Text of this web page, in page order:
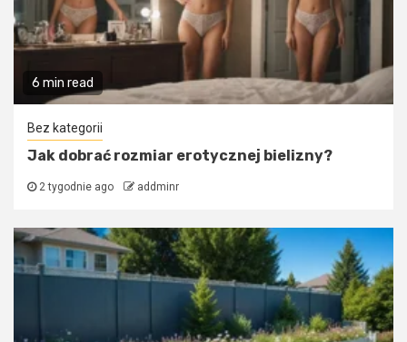
6 min read
Bez kategorii
Jak dobrać rozmiar erotycznej bielizny?
2 tygodnie ago addminr